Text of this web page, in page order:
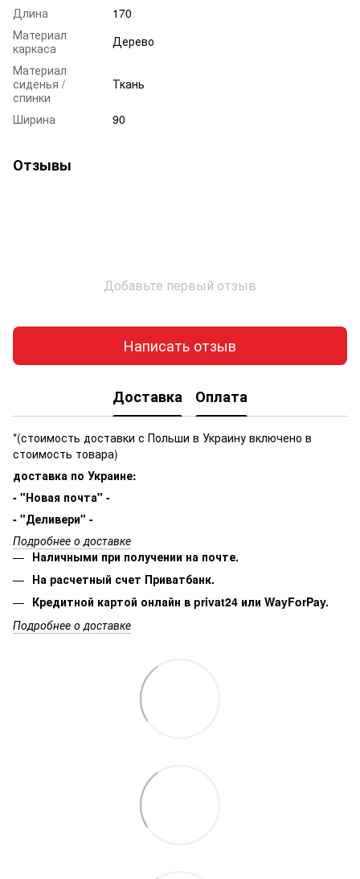
Длина
170
Материал
каркаса
Дерево
Материал
сиденья /
спинки
Ткань
Ширина 90
Отзывы
Добавьте первый отзыв
Написать отзыв
Доставка Оплата
*(стоимость доставки с Польши в Украину включено в
стоимость товара)
доставка по Украине:
- "Новая почта" -
- "Деливери" -
Подробнее о доставке
Наличными при получении на почте.
На расчетный счет Приватбанк.
Кредитной картой онлайн в privat24 или WayForPay.
Подробнее о доставке